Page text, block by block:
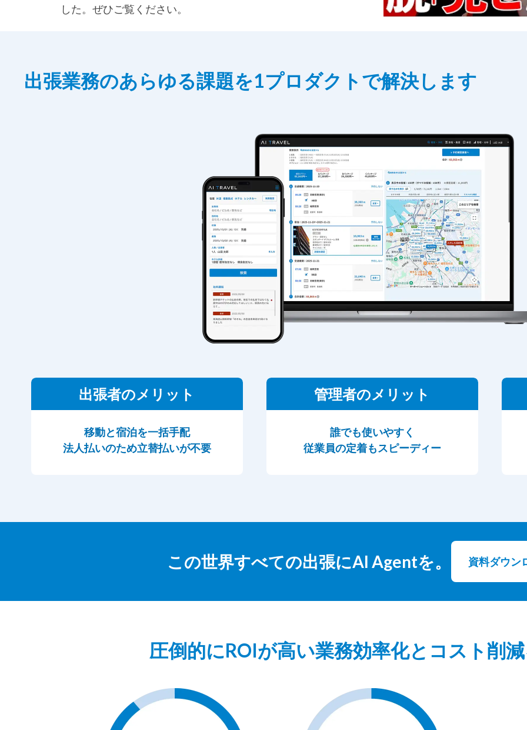
した。ぜひご覧ください。
出張業務のあらゆる課題を1プロダクトで解決します
出張者のメリット
移動と宿泊を一括手配
法人払いのため立替払いが不要
管理者のメリット
誰でも使いやすく
従業員の定着もスピーディー
この世界すべての出張にAI Agentを。 資料ダウン
圧倒的にROIが高い業務効率化とコスト削